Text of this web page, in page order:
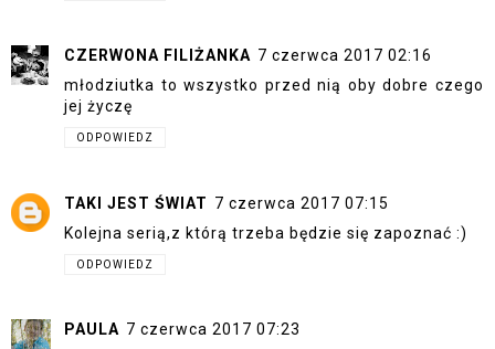
CZERWONA FILIŻANKA 7 czerwca 2017 02:16
młodziutka to wszystko przed nią oby dobre czego
jej życzę
ODPOWIEDZ
TAKI JEST ŚWIAT 7 czerwca 2017 07:15
Kolejna serią,z którą trzeba będzie się zapoznać :)
ODPOWIEDZ
PAULA 7 czerwca 2017 07:23